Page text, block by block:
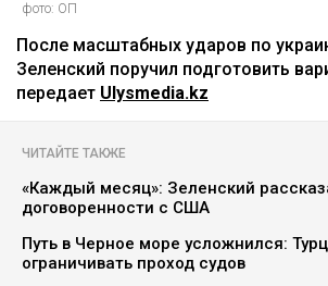
фото: ОП
После масштабных ударов по
Зеленский поручил подготовить
передает Ulysmedia.kz
ЧИТАЙТЕ ТАКЖЕ
«Каждый месяц»: Зеленский
договоренности с США
Путь в Черное море усложнился:
ограничивать проход судов